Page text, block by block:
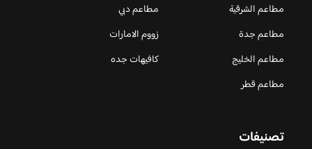
مطاعم الشرقية
مطاعم دبي
مطاعم جدة
زووم الامارات
مطاعم الخليج
كافيهات جده
مطاعم قطر
تصنيفات